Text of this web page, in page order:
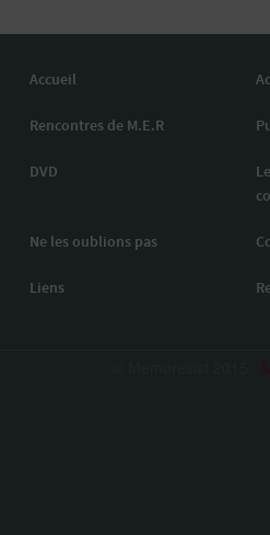
Accueil
Rencontres de M.E.R
DVD
Ne les oublions pas
Liens